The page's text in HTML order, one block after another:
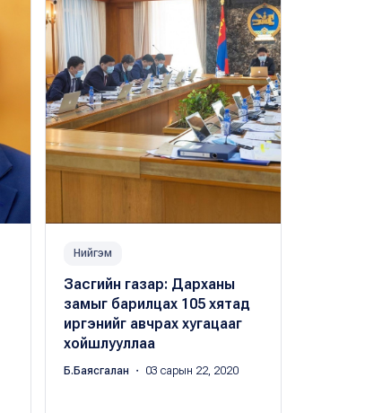
Нийгэм
Засгийн газар: Дарханы
замыг барилцах 105 хятад
иргэнийг авчрах хугацааг
хойшлууллаа
Б.Баясгалан ・ 03 сарын 22, 2020